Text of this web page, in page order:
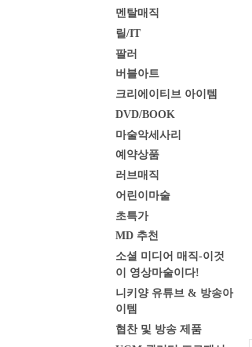
멘탈매직
릴/IT
팔러
버블아트
크리에이티브 아이템
DVD/BOOK
마술악세사리
예약상품
러브매직
어린이마술
초특가
MD 추천
소셜 미디어 매직-이것
이 영상마술이다!
니키양 유튜브 & 방송아
이템
협찬 및 방송 제품